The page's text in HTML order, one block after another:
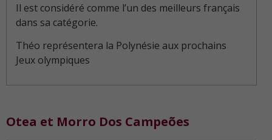
Il est considéré comme l’un des meilleurs français
dans sa catégorie.
Théo représentera la Polynésie aux prochains
Jeux olympiques
Otea et Morro Dos Campeões